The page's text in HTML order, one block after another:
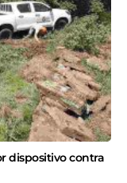
dispositivo contra